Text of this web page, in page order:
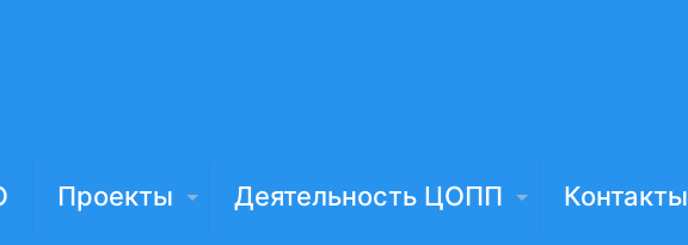
Проекты Деятельность ЦОПП Контакты